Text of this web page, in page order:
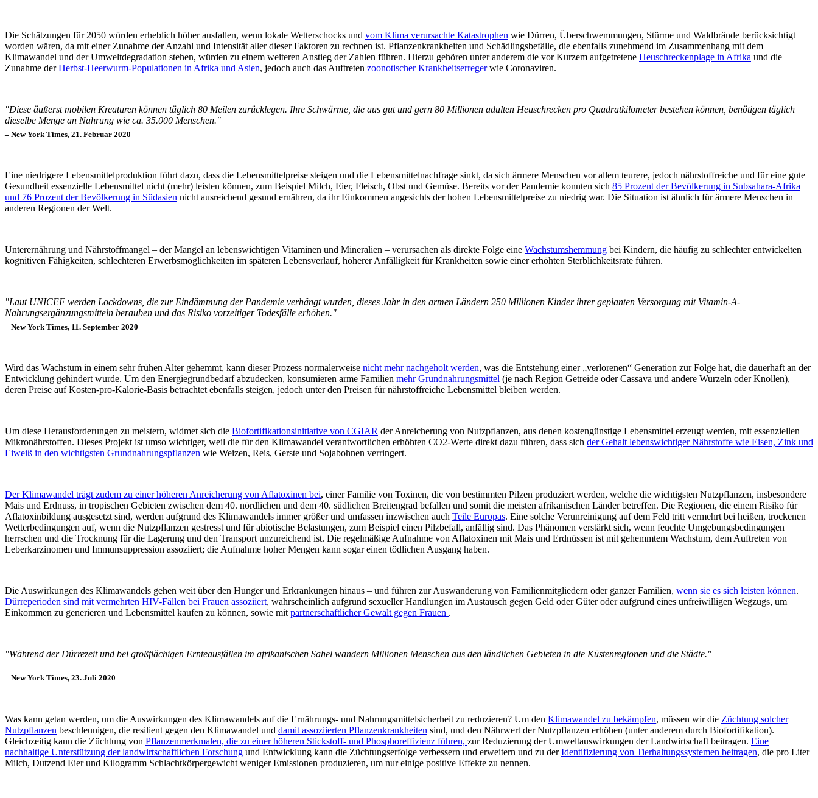
Die Schätzungen für 2050 würden erheblich höher ausfallen, wenn lokale Wetterschocks und vom Klima verursachte Katastrophen wie Dürren, Überschwemmungen, Stürme und Waldbrände berücksichtigt
worden wären, da mit einer Zunahme der Anzahl und Intensität aller dieser Faktoren zu rechnen ist. Pflanzenkrankheiten und Schädlingsbefälle, die ebenfalls zunehmend im Zusammenhang mit dem
Klimawandel und der Umweltdegradation stehen, würden zu einem weiteren Anstieg der Zahlen führen. Hierzu gehören unter anderem die vor Kurzem aufgetretene Heuschreckenplage in Afrika und die
Zunahme derHerbst-Heerwurm-Populationen in Afrika und Asien, jedoch auch das Auftreten zoonotischer Krankheitserregerwie Coronaviren.
"Diese äußerst mobilen Kreaturen können täglich 80 Meilen zurücklegen. Ihre Schwärme, die aus gut und gern 80 Millionen adulten Heuschrecken pro Quadratkilometer bestehen können, benötigen täglich
dieselbe Menge an Nahrung wie ca. 35.000 Menschen."
– New York Times, 21. Februar 2020
Eine niedrigere Lebensmittelproduktion führt dazu, dass die Lebensmittelpreise steigen und die Lebensmittelnachfrage sinkt, da sich ärmere Menschen vor allem teurere, jedoch nährstoffreiche und für eine gute
Gesundheit essenzielle Lebensmittel nicht (mehr) leisten können, zum Beispiel Milch, Eier, Fleisch, Obst und Gemüse. Bereits vor der Pandemie konnten sich 85 Prozent der Bevölkerung in Subsahara-Afrika
und 76 Prozent der Bevölkerung in Südasien nicht ausreichend gesund ernähren, da ihr Einkommen angesichts der hohen Lebensmittelpreise zu niedrig war. Die Situation ist ähnlich für ärmere Menschen in
anderen Regionen der Welt.
Unterernährung und Nährstoffmangel – der Mangel an lebenswichtigen Vitaminen und Mineralien – verursachen als direkte Folge eine Wachstumshemmung bei Kindern, die häufig zu schlechter entwickelten
kognitiven Fähigkeiten, schlechteren Erwerbsmöglichkeiten im späteren Lebensverlauf, höherer Anfälligkeit für Krankheiten sowie einer erhöhten Sterblichkeitsrate führen.
"Laut UNICEF werden Lockdowns, die zur Eindämmung der Pandemie verhängt wurden, dieses Jahr in den armen Ländern 250 Millionen Kinder ihrer geplanten Versorgung mit Vitamin-A-
Nahrungsergänzungsmitteln berauben und das Risiko vorzeitiger Todesfälle erhöhen."
– New York Times, 11. September 2020
Wird das Wachstum in einem sehr frühen Alter gehemmt, kann dieser Prozess normalerweise nicht mehr nachgeholt werden, was die Entstehung einer „verlorenen“ Generation zur Folge hat, die dauerhaft an der
Entwicklung gehindert wurde. Um den Energiegrundbedarf abzudecken, konsumieren arme Familien mehr Grundnahrungsmittel (je nach Region Getreide oder Cassava und andere Wurzeln oder Knollen),
deren Preise auf Kosten-pro-Kalorie-Basis betrachtet ebenfalls steigen, jedoch unter den Preisen für nährstoffreiche Lebensmittel bleiben werden.
Um diese Herausforderungen zu meistern, widmet sich die Biofortifikationsinitiative von CGIAR der Anreicherung von Nutzpflanzen, aus denen kostengünstige Lebensmittel erzeugt werden, mit essenziellen
Mikronährstoffen. Dieses Projekt ist umso wichtiger, weil die für den Klimawandel verantwortlichen erhöhten CO2-Werte direkt dazu führen, dass sich der Gehalt lebenswichtiger Nährstoffe wie Eisen, Zink und
Eiweiß in den wichtigsten Grundnahrungspflanzen wie Weizen, Reis, Gerste und Sojabohnen verringert.
Der Klimawandel trägt zudem zu einer höheren Anreicherung von Aflatoxinen bei, einer Familie von Toxinen, die von bestimmten Pilzen produziert werden, welche die wichtigsten Nutzpflanzen, insbesondere
Mais und Erdnuss, in tropischen Gebieten zwischen dem 40. nördlichen und dem 40. südlichen Breitengrad befallen und somit die meisten afrikanischen Länder betreffen. Die Regionen, die einem Risiko für
Aflatoxinbildung ausgesetzt sind, werden aufgrund des Klimawandels immer größer und umfassen inzwischen auch Teile Europas. Eine solche Verunreinigung auf dem Feld tritt vermehrt bei heißen, trockenen
Wetterbedingungen auf, wenn die Nutzpflanzen gestresst und für abiotische Belastungen, zum Beispiel einen Pilzbefall, anfällig sind. Das Phänomen verstärkt sich, wenn feuchte Umgebungsbedingungen
herrschen und die Trocknung für die Lagerung und den Transport unzureichend ist. Die regelmäßige Aufnahme von Aflatoxinen mit Mais und Erdnüssen ist mit gehemmtem Wachstum, dem Auftreten von
Leberkarzinomen und Immunsuppression assoziiert; die Aufnahme hoher Mengen kann sogar einen tödlichen Ausgang haben.
Die Auswirkungen des Klimawandels gehen weit über den Hunger und Erkrankungen hinaus – und führen zur Auswanderung von Familienmitgliedern oder ganzer Familien, wenn sie es sich leisten können.
Dürreperioden sind mit vermehrten HIV-Fällen bei Frauen assoziiert, wahrscheinlich aufgrund sexueller Handlungen im Austausch gegen Geld oder Güter oder aufgrund eines unfreiwilligen Wegzugs, um
Einkommen zu generieren und Lebensmittel kaufen zu können, sowie mitpartnerschaftlicher Gewalt gegen Frauen .
"Während der Dürrezeit und bei großflächigen Ernteausfällen im afrikanischen Sahel wandern Millionen Menschen aus den ländlichen Gebieten in die Küstenregionen und die Städte."
– New York Times, 23. Juli 2020
Was kann getan werden, um die Auswirkungen des Klimawandels auf die Ernährungs- und Nahrungsmittelsicherheit zu reduzieren? Um den Klimawandel zu bekämpfen, müssen wir die Züchtung solcher
Nutzpflanzen beschleunigen, die resilient gegen den Klimawandel und damit assoziierten Pflanzenkrankheiten sind, und den Nährwert der Nutzpflanzen erhöhen (unter anderem durch Biofortifikation).
Gleichzeitig kann die Züchtung von Pflanzenmerkmalen, die zu einer höheren Stickstoff- und Phosphoreffizienz führen, zur Reduzierung der Umweltauswirkungen der Landwirtschaft beitragen. Eine
nachhaltige Unterstützung der landwirtschaftlichen Forschung und Entwicklung kann die Züchtungserfolge verbessern und erweitern und zu derIdentifizierung von Tierhaltungssystemen beitragen, die pro Liter
Milch, Dutzend Eier und Kilogramm Schlachtkörpergewicht weniger Emissionen produzieren, um nur einige positive Effekte zu nennen.